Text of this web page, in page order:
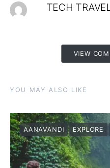
TECH
VIEW
YOU MAY ALSO LIKE
AANAVANDI EXPLORE